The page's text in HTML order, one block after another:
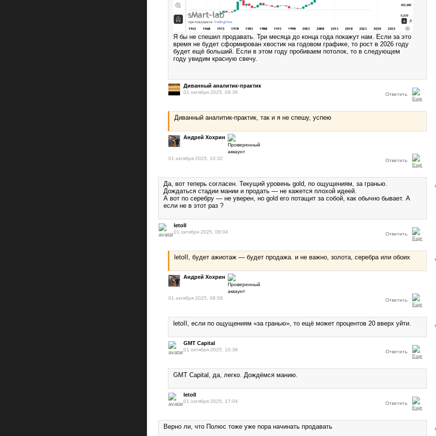
Я бы не спешил продавать. Три месяца до конца года покажут нам. Если за это
время не будет сформирован хвостик на годовом графике, то рост в 2026 году
будет ещё больший. Если в этом году пробиваем потолок, то в следующем
году увидим красную свечу.
Диванный аналитик-практик
01 октября 2025, 09:36 Ответить
Диванный аналитик-практик, так и я не спешу, успею
Андрей Хохрин
01 октября 2025, 10:32 Ответить
Да, вот теперь согласен. Текущий уровень gold, по ощущениям, за гранью.
Дождаться стадии мании и продать — не кажется плохой идеей.
А вот по серебру — не уверен, но gold его потащит за собой, как обычно бывает. А
если не в этот раз ?
letoII
01 октября 2025, 08:04 Ответить
letoII, будет ажиотаж — будет продажа. и не важно, золота, серебра или обоих
Андрей Хохрин
01 октября 2025, 08:58 Ответить
letoII, если по ощущениям «за гранью», то ещё может процентов 20 вверх уйти.
GMT Capital
01 октября 2025, 10:38 Ответить
GMT Capital, да, легко. Дождёмся манию.
letoII
01 октября 2025, 17:04 Ответить
Верно ли, что Полюс тоже уже пора начинать продавать